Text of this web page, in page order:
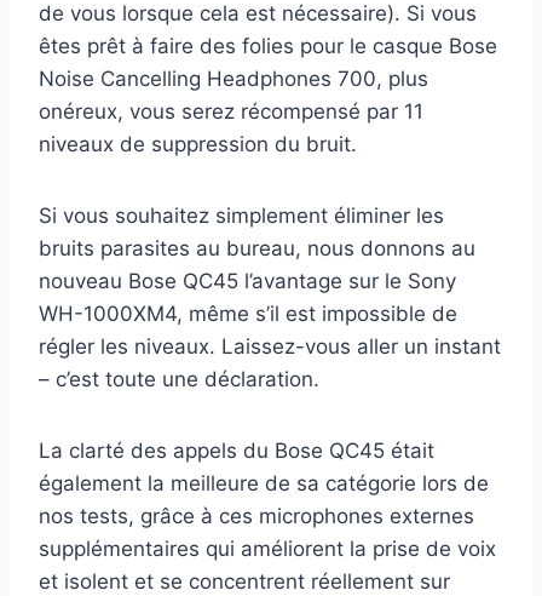
de vous lorsque cela est nécessaire). Si vous
êtes prêt à faire des folies pour le casque Bose
Noise Cancelling Headphones 700, plus
onéreux, vous serez récompensé par 11
niveaux de suppression du bruit.
Si vous souhaitez simplement éliminer les
bruits parasites au bureau, nous donnons au
nouveau Bose QC45 l’avantage sur le Sony
WH-1000XM4, même s’il est impossible de
régler les niveaux. Laissez-vous aller un instant
– c’est toute une déclaration.
La clarté des appels du Bose QC45 était
également la meilleure de sa catégorie lors de
nos tests, grâce à ces microphones externes
supplémentaires qui améliorent la prise de voix
et isolent et se concentrent réellement sur